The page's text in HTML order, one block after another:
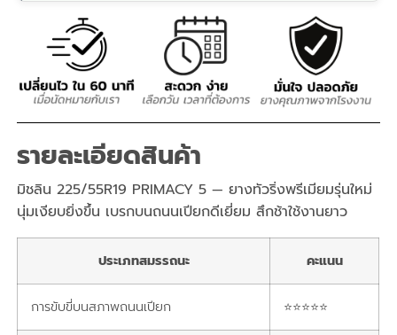
รายละเอียดสินค้า
มิชลิน 225/55R19 PRIMACY 5 — ยางทัวริ่งพรีเมียมรุ่นใหม่
นุ่มเงียบยิ่งขึ้น เบรกบนถนนเปียกดีเยี่ยม สึกช้าใช้งานยาว
ประเภทสมรรถนะ คะแนน
การขับขี่บนสภาพถนนเปียก ⭐⭐⭐⭐⭐